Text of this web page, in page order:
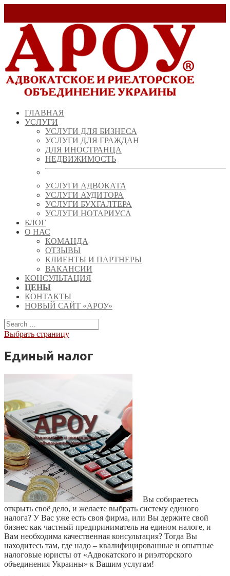
ГЛАВНАЯ
УСЛУГИ
УСЛУГИ ДЛЯ БИЗНЕСА
УСЛУГИ ДЛЯ ГРАЖДАН
ДЛЯ ИНОСТРАНЦА
НЕДВИЖИМОСТЬ
УСЛУГИ АДВОКАТА
УСЛУГИ АУДИТОРА
УСЛУГИ БУХГАЛТЕРА
УСЛУГИ НОТАРИУСА
БЛОГ
О НАС
КОМАНДА
ОТЗЫВЫ
КЛИЕНТЫ И ПАРТНЕРЫ
ВАКАНСИИ
КОНСУЛЬТАЦИЯ
ЦЕНЫ
КОНТАКТЫ
НОВЫЙ САЙТ «АРОУ»
Выбрать страницу
Единый налог
Вы собираетесь
открыть своё дело, и желаете выбрать систему единого
налога? У Вас уже есть своя фирма, или Вы держите свой
бизнес как частный предприниматель на едином налоге, и
Вам необходима качественная консультация? Тогда Вы
находитесь там, где надо – квалифицированные и опытные
налоговые юристы от «Адвокатского и риэлторского
объединения Украины» к Вашим услугам!